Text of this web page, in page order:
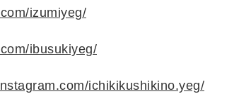
izumiyeg/
ibusukiyeg/
ichikikushikino.yeg/